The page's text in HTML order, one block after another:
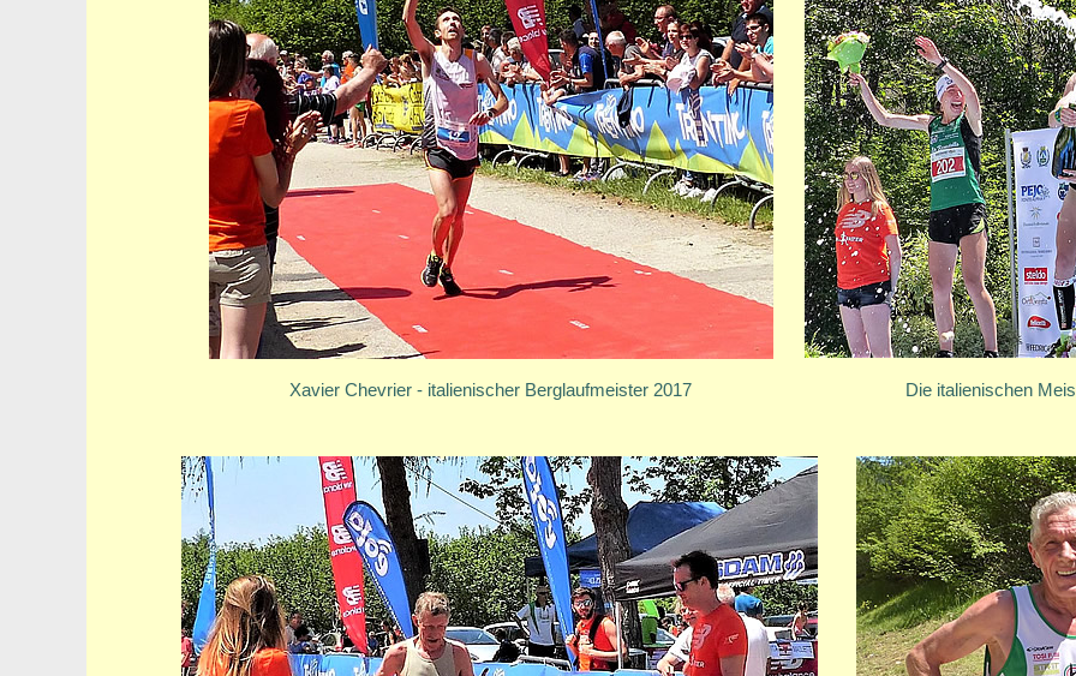
Xavier Chevrier - italienischer Berglaufmeister 2017 Die italienischen